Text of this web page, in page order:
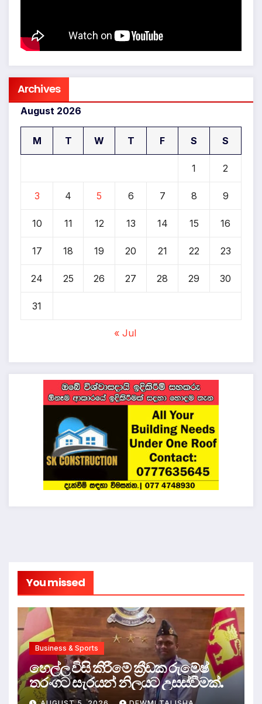
Archives
August 2026
M T W T F S S
1 2
3 4 5 6 7 8 9
10 11 12 13 14 15 16
17 18 19 20 21 22 23
24 25 26 27 28 29 30
31
« Jul
You missed
Business & Sports
හෙල්ල විසි කිරීමේ ක්‍රීඩක රුමේෂ්
තරංගට සැරයන් නිලයට උසස්වීමක්.